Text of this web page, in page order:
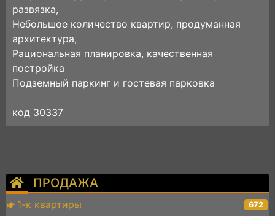
ПРОДАЖА
1-к квартиры 672
развязка,
Небольшое количество квартир, продуманная
архитектура,
Рациональная планировка, качественная
постройка
Подземный паркинг и гостевая парковка
код 30337